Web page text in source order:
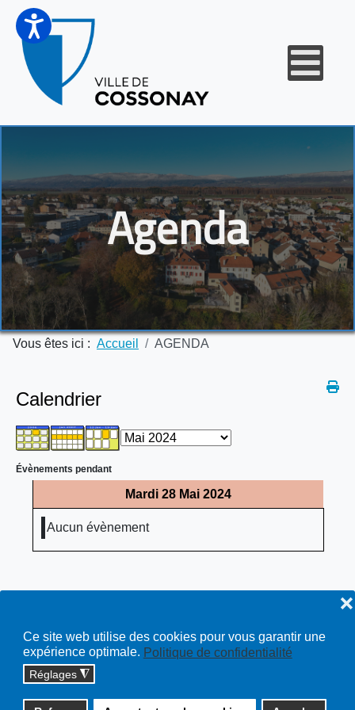
Ce site web utilise des cookies pour vous garantir une
expérience optimale. Politique de confidentialité
Réglages ◮
❌
Agenda
Vous êtes ici : Accueil AGENDA
Calendrier
Évènements pendant
Mardi 28 Mai 2024
Aucun évènement
Copyright © 2026 cossonay.ch - tous droits réservés | site :